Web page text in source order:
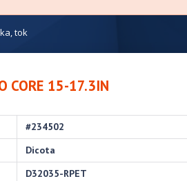
tok
CORE 15-17.3IN
#234502
Dicota
D32035-RPET